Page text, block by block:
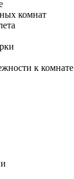
комнат
к комнате